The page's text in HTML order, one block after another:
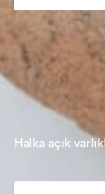
Halka açık